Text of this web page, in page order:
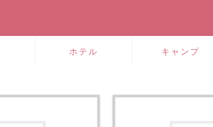
ホテル キャンプ